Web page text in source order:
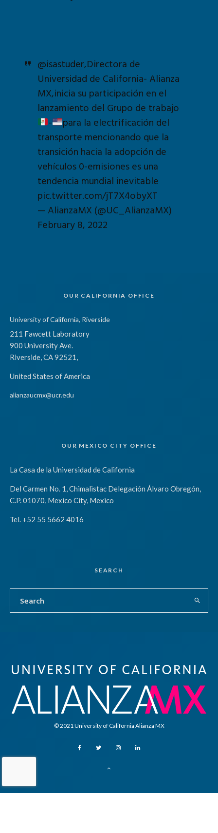
@isastuder,Directora de
Universidad de California- Alianza
MX,inicia su participación en el
lanzamiento del Grupo de trabajo
-
para la electrificación del
transporte mencionando que la
transición hacia la adopción de
vehículos 0-emisiones es una
tendencia mundial inevitable
pic.twitter.com/jT7X4obyXT
— AlianzaMX (@UC_AlianzaMX)
February 8, 2022
OUR CALIFORNIA OFFICE
University of California, Riverside
211 Fawcett Laboratory
900 University Ave.
Riverside, CA 92521,
United States of America
alianzaucmx@ucr.edu
OUR MEXICO CITY OFFICE
La Casa de la Universidad de California
Del Carmen No. 1, Chimalistac Delegación Álvaro Obregón,
C.P. 01070, Mexico City, Mexico
Tel. +52 55 5662 4016
SEARCH
© 2021 University of California Alianza MX